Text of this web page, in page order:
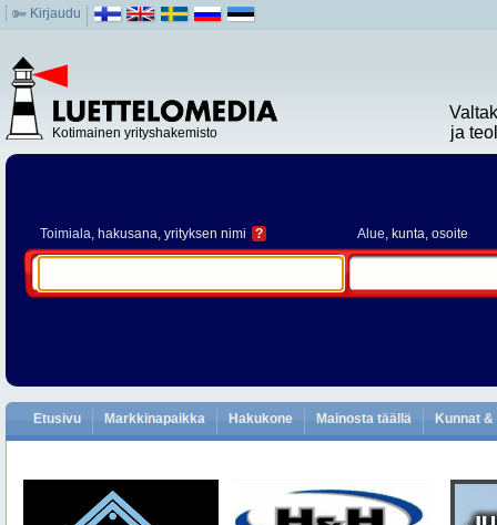
Kirjaudu
Kotimainen yrityshakemisto
ja
Toimiala, hakusana, yrityksen nimi ? Alue, kunta, osoite
Etusivu Markkinapaikka Hakukone Mainosta täällä Kunnat